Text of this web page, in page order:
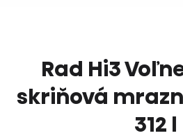
Rad Hi3
skriňová
312 l